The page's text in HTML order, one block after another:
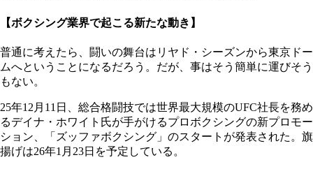
【ボクシング業界で起こる新たな動き】
普通に考えたら、闘いの舞台はリヤド・シーズンから東京ドー
ムへということになるだろう。だが、事はそう簡単に運びそう
もない。
25年12月11日、総合格闘技では世界最大規模のUFC社長を務め
るデイナ・ホワイト氏が手がけるプロボクシングの新プロモー
ション、「ズッファボクシング」のスタートが発表された。旗
揚げは26年1月23日を予定している。